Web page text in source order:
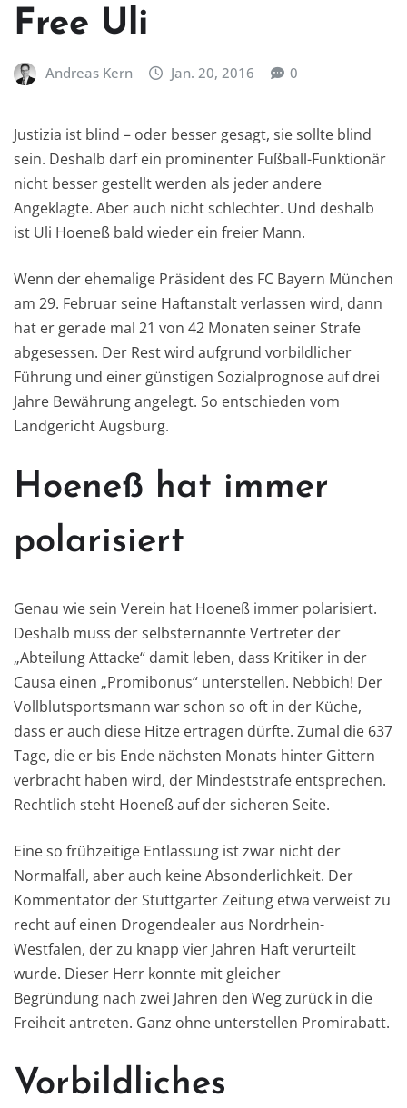
Free Uli
Andreas Kern Jan. 20, 2016 0
Justizia ist blind – oder besser gesagt, sie sollte blind
sein. Deshalb darf ein prominenter Fußball-Funktionär
nicht besser gestellt werden als jeder andere
Angeklagte. Aber auch nicht schlechter. Und deshalb
ist Uli Hoeneß bald wieder ein freier Mann.
Wenn der ehemalige Präsident des FC Bayern München
am 29. Februar seine Haftanstalt verlassen wird, dann
hat er gerade mal 21 von 42 Monaten seiner Strafe
abgesessen. Der Rest wird aufgrund vorbildlicher
Führung und einer günstigen Sozialprognose auf drei
Jahre Bewährung angelegt. So entschieden vom
Landgericht Augsburg.
Hoeneß hat immer
polarisiert
Genau wie sein Verein hat Hoeneß immer polarisiert.
Deshalb muss der selbsternannte Vertreter der
„Abteilung Attacke“ damit leben, dass Kritiker in der
Causa einen „Promibonus“ unterstellen. Nebbich! Der
Vollblutsportsmann war schon so oft in der Küche,
dass er auch diese Hitze ertragen dürfte. Zumal die 637
Tage, die er bis Ende nächsten Monats hinter Gittern
verbracht haben wird, der Mindeststrafe entsprechen.
Rechtlich steht Hoeneß auf der sicheren Seite.
Eine so frühzeitige Entlassung ist zwar nicht der
Normalfall, aber auch keine Absonderlichkeit. Der
Kommentator der Stuttgarter Zeitung etwa verweist zu
recht auf einen Drogendealer aus Nordrhein-
Westfalen, der zu knapp vier Jahren Haft verurteilt
wurde. Dieser Herr konnte mit gleicher
Begründung nach zwei Jahren den Weg zurück in die
Freiheit antreten. Ganz ohne unterstellen Promirabatt.
Vorbildliches